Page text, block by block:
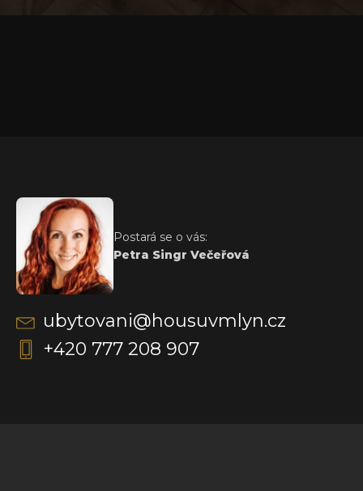
Postará se o vás:
Petra Singr Večeřová
ubytovani@housuvmlyn.cz
+420 777 208 907